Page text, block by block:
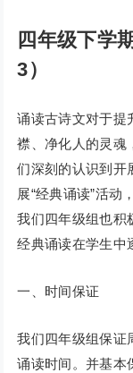
四年级下学
3）
诵读古诗文对于提
襟、净化人的灵魂
们深刻的认识到开
展“经典诵读”活动
我们四年级组也积
经典诵读在学生中
一、时间保证
我们四年级组保证
诵读时间。并基本